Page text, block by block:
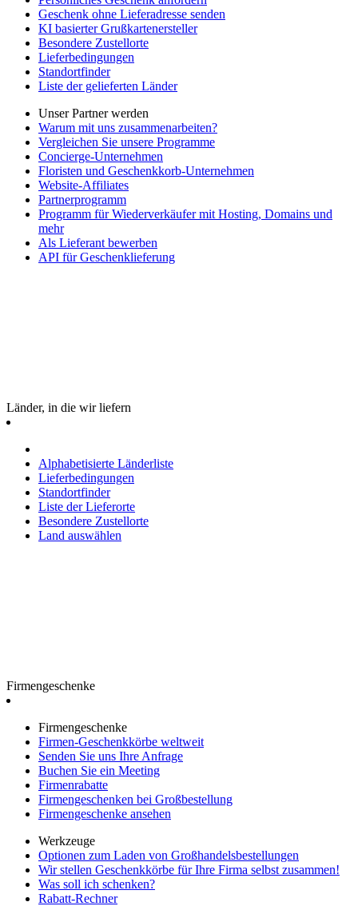
Geschenk ohne Lieferadresse senden
KI basierter Grußkartenersteller
Besondere Zustellorte
Lieferbedingungen
Standortfinder
Liste der gelieferten Länder
Unser Partner werden
Warum mit uns zusammenarbeiten?
Vergleichen Sie unsere Programme
Concierge-Unternehmen
Floristen und Geschenkkorb-Unternehmen
Website-Affiliates
Partnerprogramm
Programm für Wiederverkäufer mit Hosting, Domains und
mehr
Als Lieferant bewerben
API für Geschenklieferung
Länder, in die wir liefern
Alphabetisierte Länderliste
Lieferbedingungen
Standortfinder
Liste der Lieferorte
Besondere Zustellorte
Land auswählen
Firmengeschenke
Firmengeschenke
Firmen-Geschenkkörbe weltweit
Senden Sie uns Ihre Anfrage
Buchen Sie ein Meeting
Firmenrabatte
Firmengeschenken bei Großbestellung
Firmengeschenke ansehen
Werkzeuge
Optionen zum Laden von Großhandelsbestellungen
Wir stellen Geschenkkörbe für Ihre Firma selbst zusammen!
Was soll ich schenken?
Rabatt-Rechner